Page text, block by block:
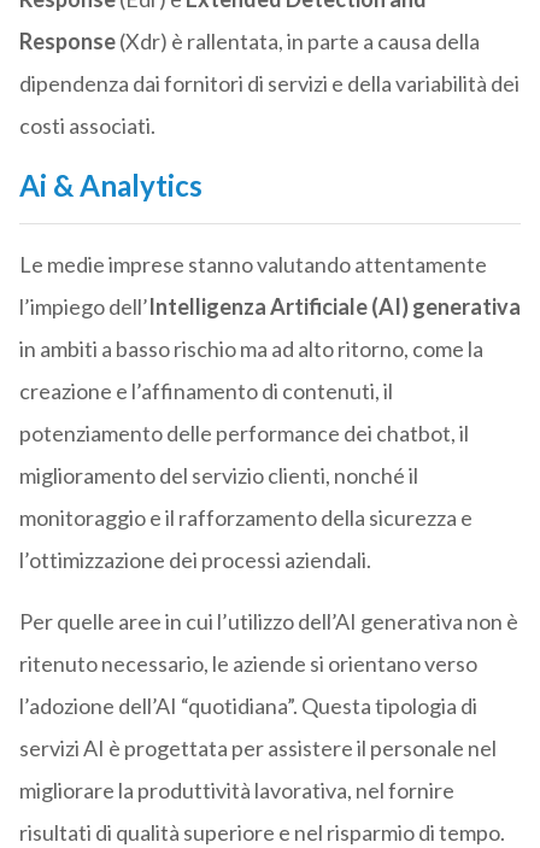
Response(Xdr) è rallentata, in parte a causa della
dipendenza dai fornitori di servizi e della variabilità dei
costi associati.
Ai & Analytics
Le medie imprese stanno valutando attentamente
l’impiego dell’Intelligenza Artificiale (AI) generativa
in ambiti a basso rischio ma ad alto ritorno, come la
creazione e l’affinamento di contenuti, il
potenziamento delle performance dei chatbot, il
miglioramento del servizio clienti, nonché il
monitoraggio e il rafforzamento della sicurezza e
l’ottimizzazione dei processi aziendali.
Per quelle aree in cui l’utilizzo dell’AI generativa non è
ritenuto necessario, le aziende si orientano verso
l’adozione dell’AI “quotidiana”. Questa tipologia di
servizi AI è progettata per assistere il personale nel
migliorare la produttività lavorativa, nel fornire
risultati di qualità superiore e nel risparmio di tempo.